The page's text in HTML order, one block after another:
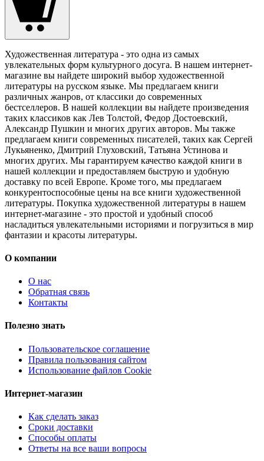
Художественная литература - это одна из самых
увлекательных форм культурного досуга. В нашем интернет-
магазине вы найдете широкий выбор художественной
литературы на русском языке. Мы предлагаем книги
различных жанров, от классики до современных
бестселлеров. В нашей коллекции вы найдете произведения
таких классиков как Лев Толстой, Федор Достоевский,
Александр Пушкин и многих других авторов. Мы также
предлагаем книги современных писателей, таких как Сергей
Лукьяненко, Дмитрий Глуховский, Татьяна Устинова и
многих других. Мы гарантируем качество каждой книги в
нашей коллекции и предоставляем быструю и удобную
доставку по всей Европе. Кроме того, мы предлагаем
конкурентоспособные цены на все книги художественной
литературы. Покупка художественной литературы в нашем
интернет-магазине - это простой и удобный способ
насладиться увлекательными историями и погрузиться в мир
фантазии и красоты литературы.
О компании
О нас
Обратная связь
Контакты
Полезно знать
Пользовательское соглашение
Правила пользования сайтом
Использование файлов Cookie
Интернет-магазин
Как сделать заказ
Сроки доставки
Способы оплаты
Ответы на все ваши вопросы